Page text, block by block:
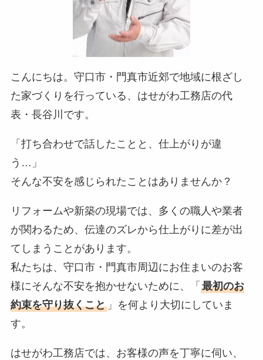
こんにちは。守口市・門真市近郊で地域に根ざし
た家づくりを行っている、はせがわ工務店の代
表・長谷川です。
「打ち合わせで話したことと、仕上がりが違
う…」
そんな不安を感じられたことはありませんか？
リフォームや新築の現場では、多くの職人や業者
が関わるため、伝達のズレから仕上がりに差が出
てしまうことがあります。
私たちは、守口市・門真市周辺にお住まいのお客
様にそんな不安を抱かせないために、「 最初のお
約束を守り抜くこと」を何より大切にしていま
す。
はせがわ工務店では、お客様の声を丁寧に伺い、